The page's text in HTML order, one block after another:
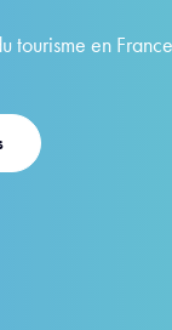
tourisme en